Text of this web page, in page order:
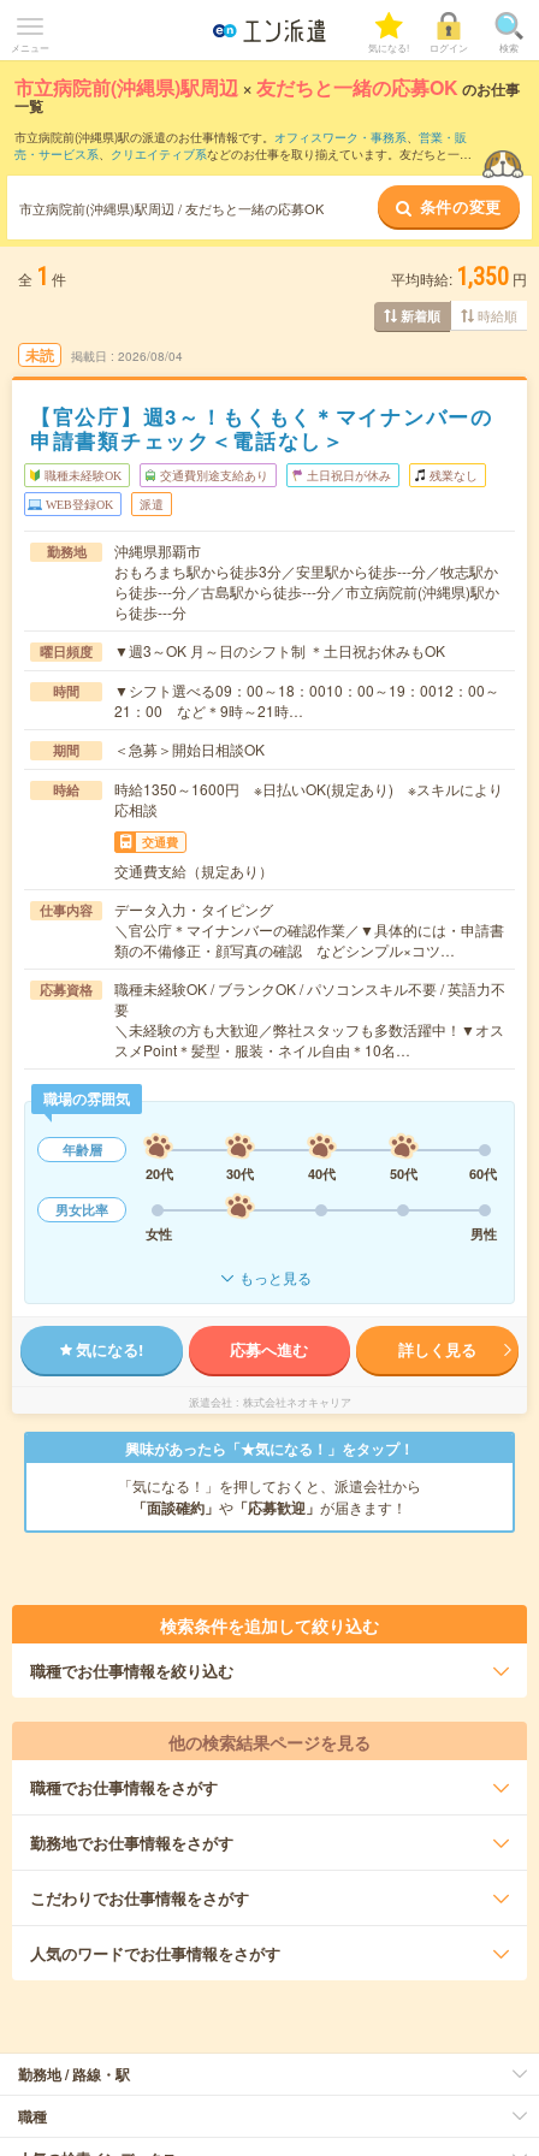
メニュー 気になる! ログイン 検索
市立病院前(沖縄県)駅周辺 ×友だちと一緒の応募OK のお仕事
一覧
市立病院前(沖縄県)駅の派遣のお仕事情報です。 オフィスワーク・事務系、 営業・販
売・サービス系、 クリエイティブ系などのお仕事を取り揃えています。友だちと一緒
市立病院前(沖縄県)駅周辺 / 友だちと一緒の応募OK 条件の変更
全 1 件 平均時給: 1,350 円
新着順 時給順
未読 掲載日 2026/08/04
【官公庁】週3～！もくもく＊マイナンバーの
申請書類チェック＜電話なし＞
職種未経験OK 交通費別途支給あり 土日祝日が休み 残業なし
WEB登録OK 派遣
勤務地
沖縄県那覇市
おもろまち駅から徒歩3分／安里駅から徒歩---分／牧志駅か
ら徒歩---分／古島駅から徒歩---分／市立病院前(沖縄県)駅か
ら徒歩---分
曜日頻度 ▼週3～OK 月～日のシフト制 ＊土日祝お休みもOK
時間
▼シフト選べる09：00～18：0010：00～19：0012：00～
21：00 など＊9時～21時…
期間 ＜急募＞開始日相談OK
時給
時給1350～1600円 ※日払いOK(規定あり) ※スキルにより
応相談
交通費
交通費支給（規定あり）
仕事内容
データ入力・タイピング
＼官公庁＊マイナンバーの確認作業／▼具体的には・申請書
類の不備修正・顔写真の確認 などシンプル×コツ…
応募資格
職種未経験OK / ブランクOK / パソコンスキル不要 / 英語力不
要
＼未経験の方も大歓迎／弊社スタッフも多数活躍中！▼オス
スメPoint＊髪型・服装・ネイル自由＊10名…
職場の雰囲気
年齢層
20代
30代 40代 50代
60代
男女比率
女性
男性
もっと見る
気になる! 応募へ進む 詳しく見る
派遣会社 株式会社ネオキャリア
興味があったら「★気になる！」をタップ！
「気になる！」を押しておくと、派遣会社から
「面談確約」 や 「応募歓迎」 が届きます！
検索条件を追加して絞り込む
職種でお仕事情報を絞り込む
他の検索結果ページを見る
職種でお仕事情報をさがす
勤務地でお仕事情報をさがす
こだわりでお仕事情報をさがす
人気のワードでお仕事情報をさがす
勤務地 / 路線・駅
職種